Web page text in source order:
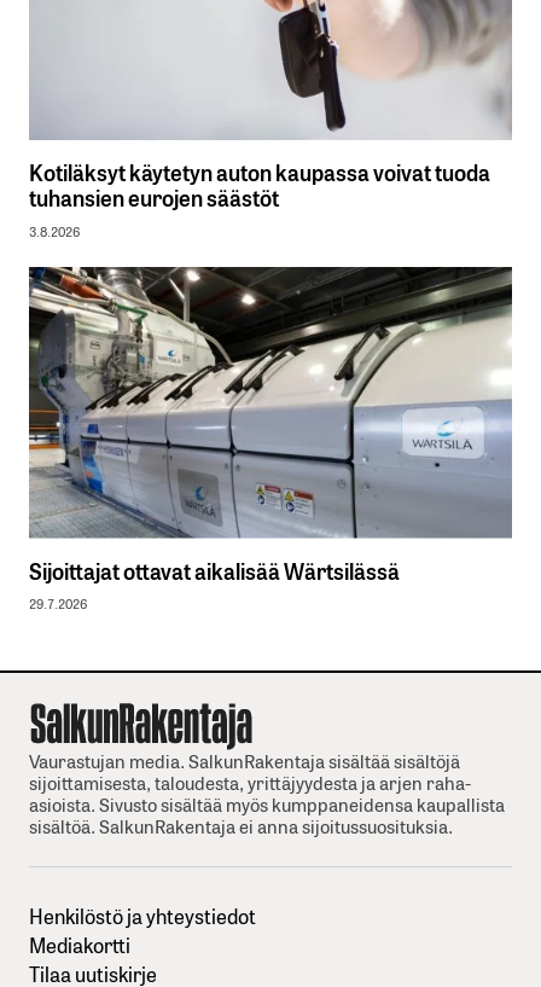
Kotiläksyt käytetyn auton kaupassa voivat tuoda
tuhansien eurojen säästöt
3.8.2026
Sijoittajat ottavat aikalisää Wärtsilässä
29.7.2026
Vaurastujan media. SalkunRakentaja sisältää sisältöjä
sijoittamisesta, taloudesta, yrittäjyydesta ja arjen raha-
asioista. Sivusto sisältää myös kumppaneidensa kaupallista
sisältöä. SalkunRakentaja ei anna sijoitussuosituksia.
Henkilöstö ja yhteystiedot
Mediakortti
Tilaa uutiskirje